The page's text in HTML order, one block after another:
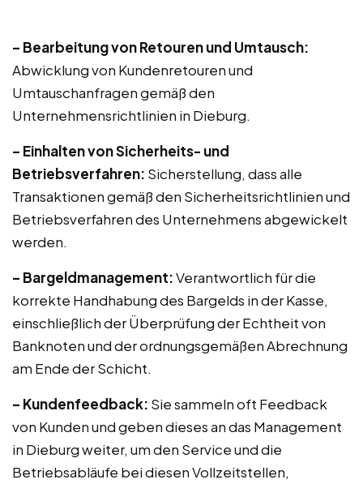
– Bearbeitung von Retouren und Umtausch:
Abwicklung von Kundenretouren und
Umtauschanfragen gemäß den
Unternehmensrichtlinien in Dieburg.
– Einhalten von Sicherheits- und
Betriebsverfahren: Sicherstellung, dass alle
Transaktionen gemäß den Sicherheitsrichtlinien und
Betriebsverfahren des Unternehmens abgewickelt
werden.
– Bargeldmanagement:Verantwortlich für die
korrekte Handhabung des Bargelds in der Kasse,
einschließlich der Überprüfung der Echtheit von
Banknoten und der ordnungsgemäßen Abrechnung
am Ende der Schicht.
– Kundenfeedback: Sie sammeln oft Feedback
von Kunden und geben dieses an das Management
in Dieburg weiter, um den Service und die
Betriebsabläufe bei diesen Vollzeitstellen,